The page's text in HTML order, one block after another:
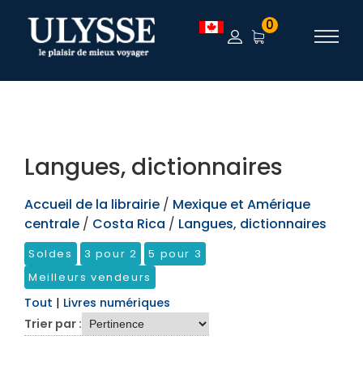
TEST 0
Langues, dictionnaires
Accueil de la librairie / Mexique et Amérique
centrale / Costa Rica / Langues, dictionnaires
Soldes 3 pour 2
5 pour 3
Meilleurs vendeurs
Tout | Livres numériques
Trier par :